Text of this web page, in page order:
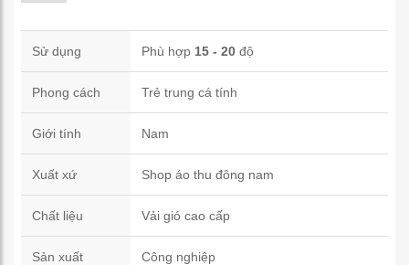
Sử dụng Phù hợp 15 - 20 độ
Phong cách Trẻ trung cá tính
Giới tính Nam
Xuất xứ Shop áo thu đông nam
Chất liệu Vải gió cao cấp
Sản xuất Công nghiệp